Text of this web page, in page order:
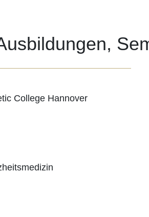
College Hannover